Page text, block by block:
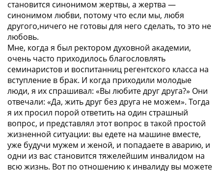
становится синонимом жертвы, а жертва —
синонимом любви, потому что если мы, любя
другого,ничего не готовы для него сделать, то это не
любовь.
Мне, когда я был ректором духовной академии,
очень часто приходилось благословлять
семинаристов и воспитанниц регентского класса на
вступление в брак. И когда приходили молодые
люди, я их спрашивал: «Вы любите друг друга?» Они
отвечали: «Да, жить друг без друга не можем». Тогда
я их просил порой ответить на один страшный
вопрос, и представлял этот вопрос в такой простой
жизненной ситуации: вы едете на машине вместе,
уже будучи мужем и женой, и попадаете в аварию, и
одни из вас становится тяжелейшим инвалидом на
всю жизнь. Вот по отношению к инвалиду вы можете